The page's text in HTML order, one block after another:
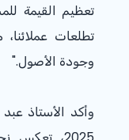
تعظيم القيمة
تطلعات
وجودة الأصول."
وأكد الأستاذ عبد